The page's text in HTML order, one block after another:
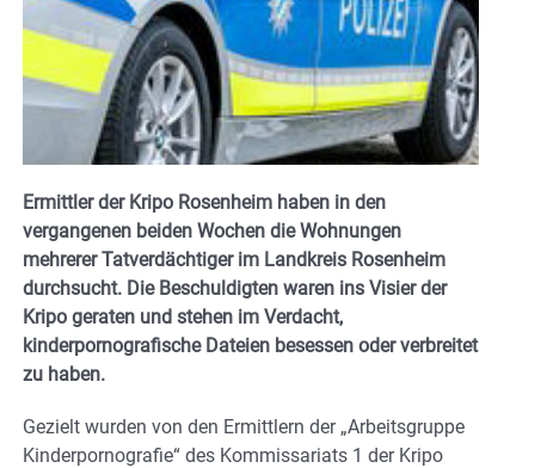
Ermittler der Kripo Rosenheim haben in den
vergangenen beiden Wochen die Wohnungen
mehrerer Tatverdächtiger im Landkreis Rosenheim
durchsucht. Die Beschuldigten waren ins Visier der
Kripo geraten und stehen im Verdacht,
kinderpornografische Dateien besessen oder verbreitet
zu haben.
Gezielt wurden von den Ermittlern der „Arbeitsgruppe
Kinderpornografie“ des Kommissariats 1 der Kripo